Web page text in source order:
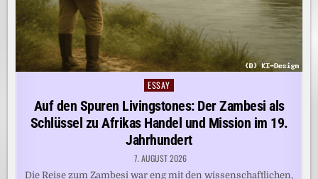
Posted
ESSAY
Auf den Spuren Livingstones: Der Zambesi als
Schlüssel zu Afrikas Handel und Mission im 19.
Jahrhundert
7. AUGUST 2026
Die Reise zum Zambesi war eng mit den wissenschaftlichen,